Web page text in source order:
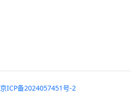
京ICP备2024057451号-2